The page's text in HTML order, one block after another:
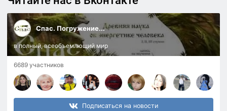
Спас. Погружение...
в полный, всеобъемлющий мир
6689 участников
Подписаться на новости